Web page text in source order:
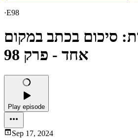
·E98
סיכום בכתב במקום
אחד - פרק 98
Play episode
Sep 17, 2024